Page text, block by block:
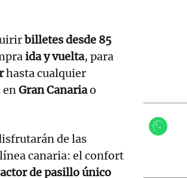
billetes desde 85
ida y vuelta, para
hasta cualquier
enGran Canariao
de las
canaria: el confort
de pasillo único